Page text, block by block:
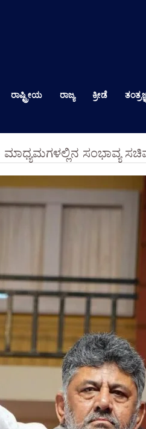
ರಾಷ್ಟ್ರೀಯ ರಾಜ್ಯ ಕ್ರೀಡೆ
ಮಾಧ್ಯಮಗಳಲ್ಲಿನ ಸಂಭಾವ್ಯ